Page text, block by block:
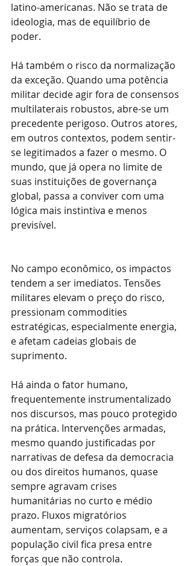
latino-americanas. Não se trata de
ideologia, mas de equilíbrio de
poder.
Há também o risco da normalização
da exceção. Quando uma potência
militar decide agir fora de consensos
multilaterais robustos, abre-se um
precedente perigoso. Outros atores,
em outros contextos, podem sentir-
se legitimados a fazer o mesmo. O
mundo, que já opera no limite de
suas instituições de governança
global, passa a conviver com uma
lógica mais instintiva e menos
previsível.
No campo econômico, os impactos
tendem a ser imediatos. Tensões
militares elevam o preço do risco,
pressionam commodities
estratégicas, especialmente energia,
e afetam cadeias globais de
suprimento.
Há ainda o fator humano,
frequentemente instrumentalizado
nos discursos, mas pouco protegido
na prática. Intervenções armadas,
mesmo quando justificadas por
narrativas de defesa da democracia
ou dos direitos humanos, quase
sempre agravam crises
humanitárias no curto e médio
prazo. Fluxos migratórios
aumentam, serviços colapsam, e a
população civil fica presa entre
forças que não controla.